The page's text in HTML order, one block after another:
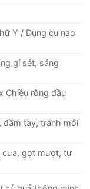
Y / Dụng cụ nạo
gỉ sét, sáng
Chiều rộng đầu
đầm tay, tránh mỏi
cưa, gọt mượt, tự